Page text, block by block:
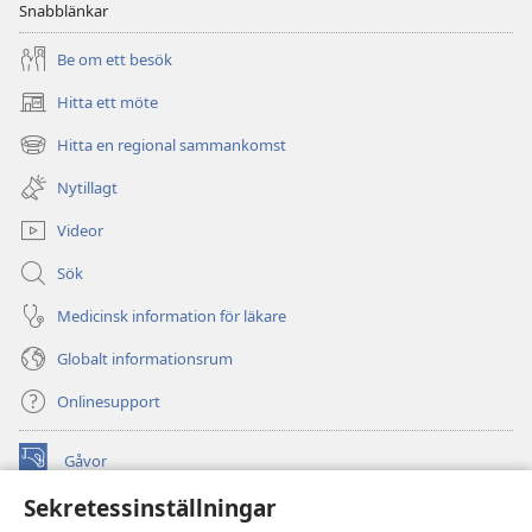
Sekretessinställningar
Snabblänkar
Be om ett besök
Hitta ett möte
(öppnar
nytt
fönster)
Hitta en regional sammankomst
(öppnar
nytt
fönster)
Nytillagt
Videor
Sök
Medicinsk information för läkare
Globalt informationsrum
Onlinesupport
Gåvor
(öppnar
fönster) Watchtower ONLINE LIBRARY™